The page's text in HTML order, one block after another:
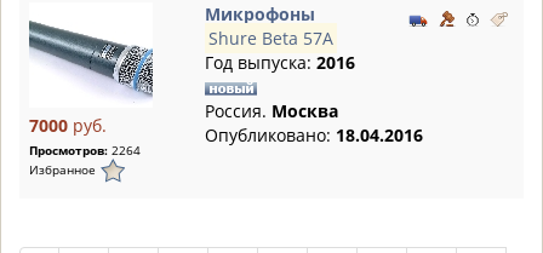
7000 руб.
Просмотров: 2264
Избранное
Микрофоны
Shure Beta 57A
Год выпуска: 2016
Россия. Москва
Опубликовано: 18.04.2016